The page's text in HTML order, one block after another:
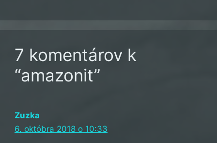
7 komentárov k
“amazonit”
Zuzka
6. októbra 2018 o 10:33